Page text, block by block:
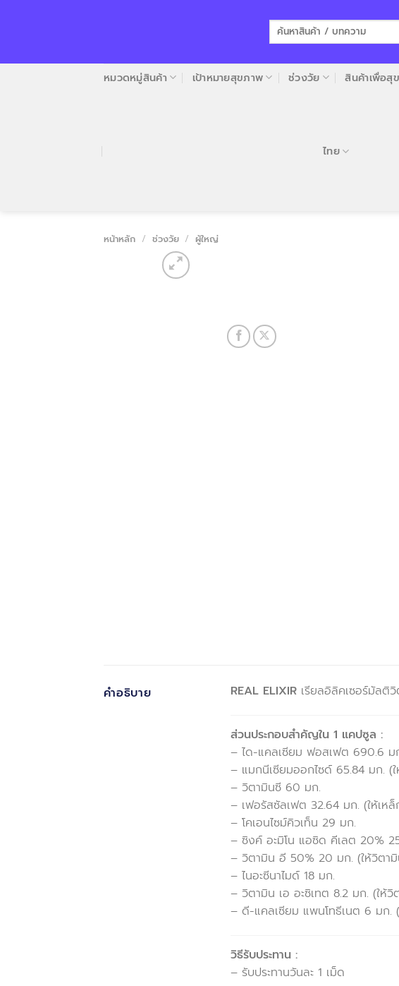
ค้นหา:
หมวดหมู่สินค้า เป้าหมายสุขภาพ ช่วงวัย สินค้าเพื่อสุ
ไทย
หน้าหลัก / ช่วงวัย / ผู้ใหญ่
คำอธิบาย REAL ELIXIR เรียลอิลิคเซอร์มัลติ
ส่วนประกอบสำคัญใน 1 แคปซูล :
– ได-แคลเซียม ฟอสเฟต 690.6 ม
– แมกนีเซียมออกไซด์ 65.84 มก. (
– วิตามินซี 60 มก.
– เฟอรัสซัลเฟต 32.64 มก. (ให้เหล็
– โคเอนไซม์คิวเท็น 29 มก.
– ซิงค์ อะมิโน แอซิด คีเลต 20%
– วิตามิน อี 50% 20 มก. (ให้วิตา
– ไนอะซีนาไมด์ 18 มก.
– วิตามิน เอ อะซิเทต 8.2 มก. (ให้
– ดี-แคลเซียม แพนโทธีเนต 6 มก.
วิธีรับประทาน :
– รับประทานวันละ 1 เม็ด